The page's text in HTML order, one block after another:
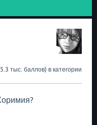
5.3 тыс. баллов) в категории